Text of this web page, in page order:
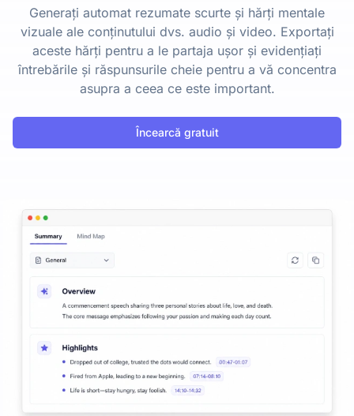
Generați automat rezumate scurte și hărți mentale
vizuale ale conținutului dvs. audio și video. Exportați
aceste hărți pentru a le partaja ușor și evidențiați
întrebările și răspunsurile cheie pentru a vă concentra
asupra a ceea ce este important.
Încearcă gratuit